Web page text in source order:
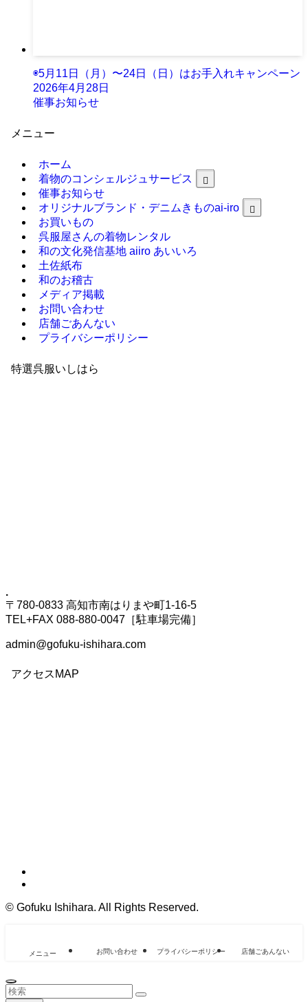
◉5月11日（月）〜24日（日）はお手入れキャンペーン
2026年4月28日
催事お知らせ
メニュー
ホーム
着物のコンシェルジュサービス
催事お知らせ
オリジナルブランド・デニムきものai-iro
お買いもの
呉服屋さんの着物レンタル
和の文化発信基地 aiiro あいいろ
土佐紙布
和のお稽古
メディア掲載
お問い合わせ
店舗ごあんない
プライバシーポリシー
特選呉服いしはら
.
〒780-0833 高知市南はりまや町1-16-5
TEL+FAX 088-880-0047［駐車場完備］
admin@gofuku-ishihara.com
アクセスMAP
© Gofuku Ishihara. All Rights Reserved.
メニュー お問い合わせ プライバシーポリシー 店舗ごあんない